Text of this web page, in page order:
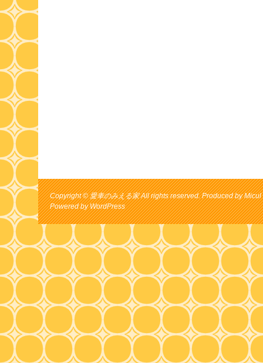
Copyright © 愛車のみえる家 All rights reserved. Produced by Micul
Powered byWordPress